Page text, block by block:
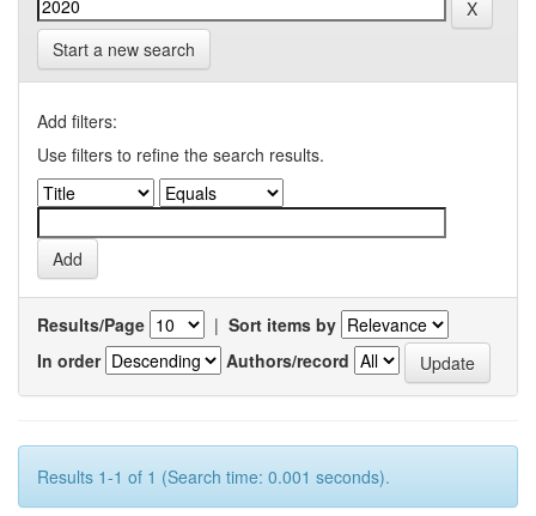
Start a new search
Add filters:
Use filters to refine the search results.
Results/Page | Sort items by
In order
Authors/record
Results 1-1 of 1 (Search time: 0.001 seconds).